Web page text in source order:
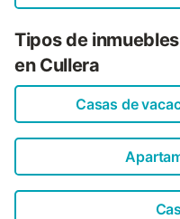
Tipos de
en Cullera
Casas de